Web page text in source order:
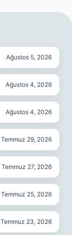
Ağustos 5, 2026
Ağustos 4, 2026
Ağustos 4, 2026
Temmuz 29, 2026
Temmuz 27, 2026
Temmuz 25, 2026
Temmuz 23, 2026